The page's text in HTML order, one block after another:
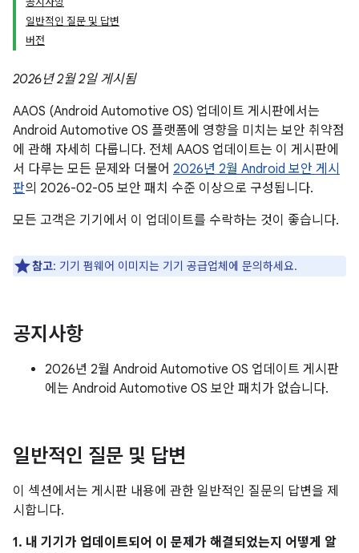
일반적인 질문 및 답변
버전
2026년 2월 2일 게시됨
AAOS (Android Automotive OS) 업데이트 게시판에서는
Android Automotive OS 플랫폼에 영향을 미치는 보안 취약점
에 관해 자세히 다룹니다. 전체 AAOS 업데이트는 이 게시판에
서 다루는 모든 문제와 더불어 2026년 2월 Android 보안 게시
판의 2026-02-05 보안 패치 수준 이상으로 구성됩니다.
모든 고객은 기기에서 이 업데이트를 수락하는 것이 좋습니다.
참고: 기기 펌웨어 이미지는 기기 공급업체에 문의하세요.
공지사항
2026년 2월 Android Automotive OS 업데이트 게시판
에는 Android Automotive OS 보안 패치가 없습니다.
일반적인 질문 및 답변
이 섹션에서는 게시판 내용에 관한 일반적인 질문의 답변을 제
시합니다.
1. 내 기기가 업데이트되어 이 문제가 해결되었는지 어떻게 알